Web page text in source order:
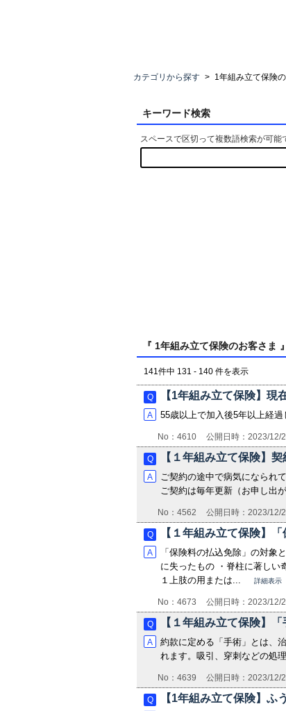
カテゴリから探す > 1年組み立て保険
キーワード検索
スペースで区切って複数語検索が可能
『 1年組み立て保険のお客さま
141件中 131 - 140 件を表示
【1年組み立て保険】現
55歳以上で加入後5年以上経
No：4610 公開日時：2023/12/
【１年組み立て保険】
ご契約の途中で病気になられ
ご契約は毎年更新（お申し出
No：4562 公開日時：2023/12/
【１年組み立て保険】
「保険料の払込免除」の対象
に失ったもの ・脊柱に著しい
１上肢の用または...
詳細表示
No：4673 公開日時：2023/12/
【１年組み立て保険】
約款に定める「手術」とは、
れます。吸引、穿刺などの処
No：4639 公開日時：2023/12/
【1年組み立て保険】